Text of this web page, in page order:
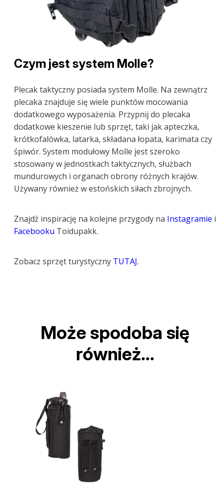
Czym jest system Molle?
Plecak taktyczny posiada system Molle. Na zewnątrz
plecaka znajduje się wiele punktów mocowania
dodatkowego wyposażenia. Przypnij do plecaka
dodatkowe kieszenie lub sprzęt, taki jak apteczka,
krótkofalówka, latarka, składana łopata, karimata czy
śpiwór. System modułowy Molle jest szeroko
stosowany w jednostkach taktycznych, służbach
mundurowych i organach obrony różnych krajów.
Używany również w estońskich siłach zbrojnych.
Znajdź inspirację na kolejne przygody na Instagramie i
Facebooku Toidupakk.
Zobacz sprzęt turystyczny TUTAJ.
Może spodoba się
również…